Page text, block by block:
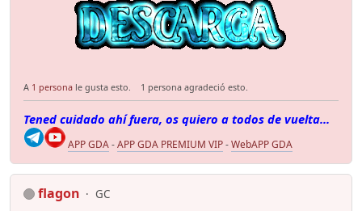
A 1 persona le gusta esto. 1 persona agradeció esto.
Tened cuidado ahí fuera, os quiero a todos de vuelta...
APP GDA-APP GDA PREMIUM VIP-WebAPP GDA
flagon GC